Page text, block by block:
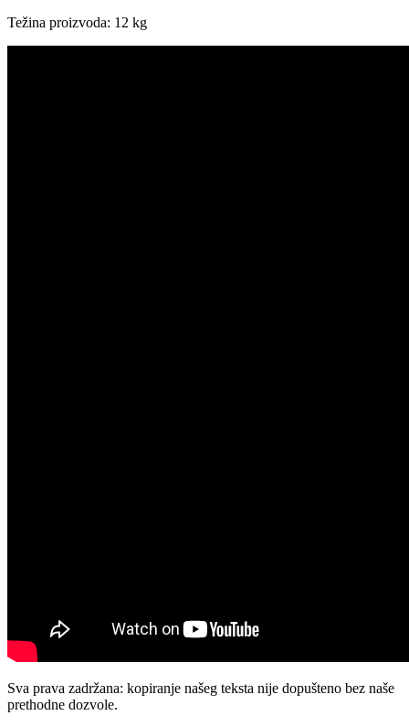
Težina proizvoda: 12 kg
Sva prava zadržana: kopiranje našeg teksta nije dopušteno bez naše
prethodne dozvole.